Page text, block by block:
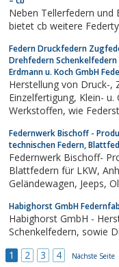
Neben Tellerfedern und
bietet cb weitere
Federn Druckfedern
Drehfedern
Erdmann u. Koch GmbH
Herstellung von Druck-, Zug-, Drehfedern, Drahtbiegeteile in
Einzelfertigung, Klein- u. Großserien aus allen gängigen
Werkstoffen, wie Federst. Sorte DH, CrSi, 51CrV4, 1.4310, 1.4571.
Federnwerk Bischoff -
technischen Federn,
Federnwerk Bischoff-
Blattfedern für LKW, Anhänger, Transporter, Kutschen,
Geländewagen, Jeeps, Oldtimer, Landwirtschaft, technische
Habighorst GmbH
Habighorst GmbH -
1
2 3 4 Nächste Seite